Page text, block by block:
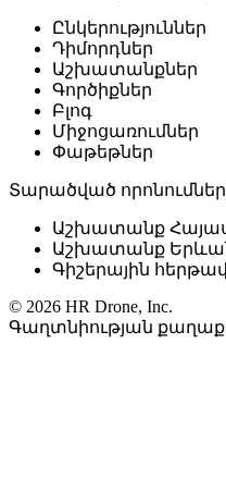
Ընկերություններ
Դիմորդներ
Աշխատանքներ
Գործիքներ
Բլոգ
Միջոցառումներ
Փաթեթներ
Տարածված որոնումներ
Աշխատանք
Աշխատանք
Գիշերային
© 2026 HR Drone, Inc.
Գաղտնիության